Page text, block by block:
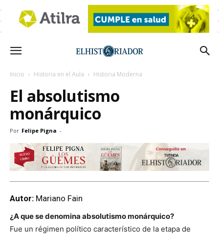
Inicio Historia en el Aula Historia Moderna
El absolutismo
monárquico
Por Felipe Pigna -
Autor: Mariano Fain
¿A que se denomina absolutismo monárquico?
Fue un régimen político característico de la etapa de